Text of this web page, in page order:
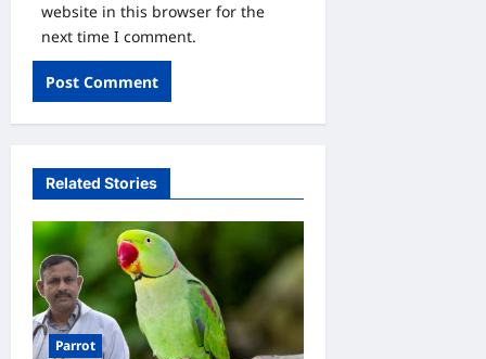
website in this browser for the
next time I comment.
Related Stories
Parrot